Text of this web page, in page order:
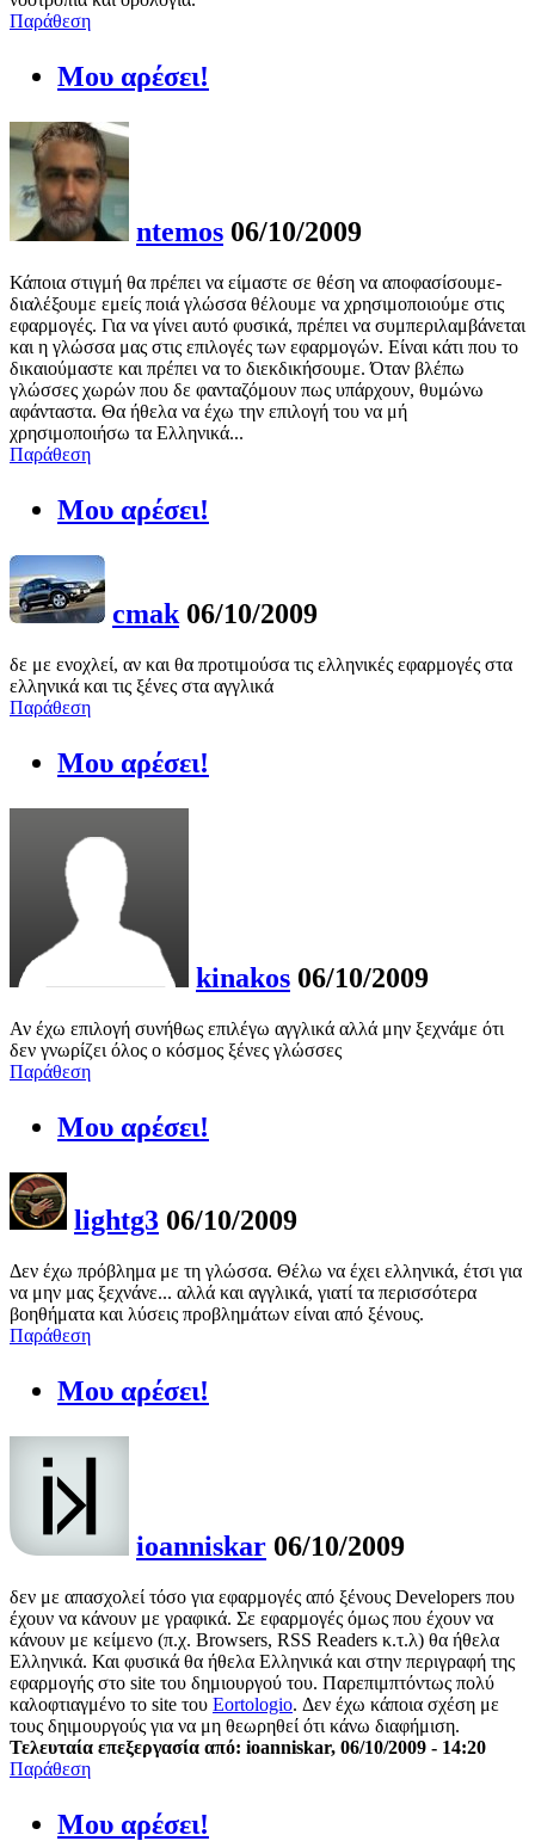
Παράθεση
Μου αρέσει!
ntemos 06/10/2009
Κάποια στιγμή θα πρέπει να είμαστε σε θέση να αποφασίσουμε-
διαλέξουμε εμείς ποιά γλώσσα θέλουμε να χρησιμοποιούμε στις
εφαρμογές. Για να γίνει αυτό φυσικά, πρέπει να συμπεριλαμβάνεται
και η γλώσσα μας στις επιλογές των εφαρμογών. Είναι κάτι που το
δικαιούμαστε και πρέπει να το διεκδικήσουμε. Όταν βλέπω
γλώσσες χωρών που δε φανταζόμουν πως υπάρχουν, θυμώνω
αφάνταστα. Θα ήθελα να έχω την επιλογή του να μή
χρησιμοποιήσω τα Ελληνικά...
Παράθεση
Μου αρέσει!
cmak 06/10/2009
δε με ενοχλεί, αν και θα προτιμούσα τις ελληνικές εφαρμογές στα
ελληνικά και τις ξένες στα αγγλικά
Παράθεση
Μου αρέσει!
kinakos 06/10/2009
Αν έχω επιλογή συνήθως επιλέγω αγγλικά αλλά μην ξεχνάμε ότι
δεν γνωρίζει όλος ο κόσμος ξένες γλώσσες
Παράθεση
Μου αρέσει!
lightg3 06/10/2009
Δεν έχω πρόβλημα με τη γλώσσα. Θέλω να έχει ελληνικά, έτσι για
να μην μας ξεχνάνε... αλλά και αγγλικά, γιατί τα περισσότερα
βοηθήματα και λύσεις προβλημάτων είναι από ξένους.
Παράθεση
Μου αρέσει!
ioanniskar 06/10/2009
δεν με απασχολεί τόσο για εφαρμογές από ξένους Developers που
έχουν να κάνουν με γραφικά. Σε εφαρμογές όμως που έχουν να
κάνουν με κείμενο (π.χ. Browsers, RSS Readers κ.τ.λ) θα ήθελα
Ελληνικά. Και φυσικά θα ήθελα Ελληνικά και στην περιγραφή της
εφαρμογής στο site του δημιουργού του. Παρεπιμπτόντως πολύ
καλοφτιαγμένο το site του Eortologio. Δεν έχω κάποια σχέση με
τους δηιμουργούς για να μη θεωρηθεί ότι κάνω διαφήμιση.
Τελευταία επεξεργασία από: ioanniskar, 06/10/2009 - 14:20
Παράθεση
Μου αρέσει!